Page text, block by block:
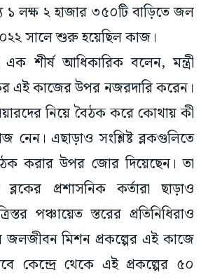
১ লক্ষ ২ হাজার ৩৫০টি বাড়িতে জল
সালে শুরু হয়েছিল কাজ।
এক শীর্ষ আধিকারিক বলেন, মন্ত্রী
এই কাজের উপর নজরদারি করেন।
নিয়ে বৈঠক করে কোথায় কী
নেন। এছাড়াও সংশ্লিষ্ট ব্লকগুলিতে
করার উপর জোর দিয়েছেন। তা
প্রশাসনিক কর্তারা ছাড়াও
পঞ্চায়েত স্তরের প্রতিনিধিরাও
মিশন প্রকল্পের এই কাজে
কেন্দ্রে থেকে এই প্রকল্পের ৫০